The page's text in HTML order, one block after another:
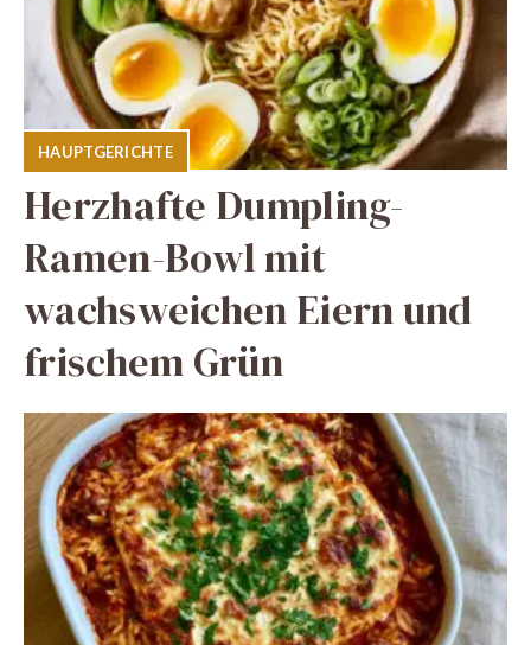
HAUPTGERICHTE
Herzhafte Dumpling-
Ramen-Bowl mit
wachsweichen Eiern und
frischem Grün